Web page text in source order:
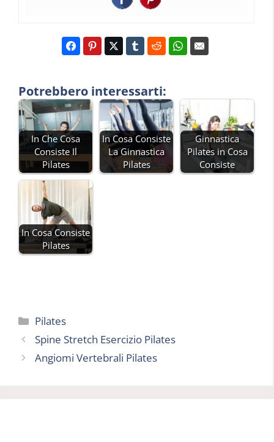
Potrebbero interessarti:
In Che Cosa
Consiste Il
Pilates
In Cosa Consiste
La Ginnastica
Pilates
Ginnastica
Pilates in Cosa
Consiste
In Cosa Consiste
Pilates
Categorie
Pilates
Spine Stretch Esercizio Pilates
Angiomi Vertebrali Pilates